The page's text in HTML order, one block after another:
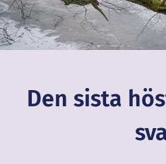
Den sista